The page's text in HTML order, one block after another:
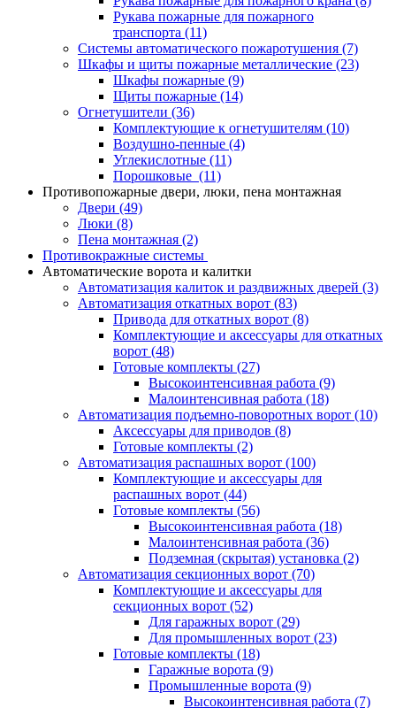
Рукава пожарные для пожарного
транспорта (11)
Системы автоматического пожаротушения (7)
Шкафы и щиты пожарные металлические (23)
Шкафы пожарные (9)
Щиты пожарные (14)
Огнетушители (36)
Комплектующие к огнетушителям (10)
Воздушно-пенные (4)
Углекислотные (11)
Порошковые (11)
Противопожарные двери, люки, пена монтажная
Двери (49)
Люки (8)
Пена монтажная (2)
Противокражные системы
Автоматические ворота и калитки
Автоматизация калиток и раздвижных дверей (3)
Автоматизация откатных ворот (83)
Привода для откатных ворот (8)
Комплектующие и аксессуары для откатных
ворот (48)
Готовые комплекты (27)
Высокоинтенсивная работа (9)
Малоинтенсивная работа (18)
Автоматизация подъемно-поворотных ворот (10)
Аксессуары для приводов (8)
Готовые комплекты (2)
Автоматизация распашных ворот (100)
Комплектующие и аксессуары для
распашных ворот (44)
Готовые комплекты (56)
Высокоинтенсивная работа (18)
Малоинтенсивная работа (36)
Подземная (скрытая) установка (2)
Автоматизация секционных ворот (70)
Комплектующие и аксессуары для
секционных ворот (52)
Для гаражных ворот (29)
Для промышленных ворот (23)
Готовые комплекты (18)
Гаражные ворота (9)
Промышленные ворота (9)
Высокоинтенсивная работа (7)